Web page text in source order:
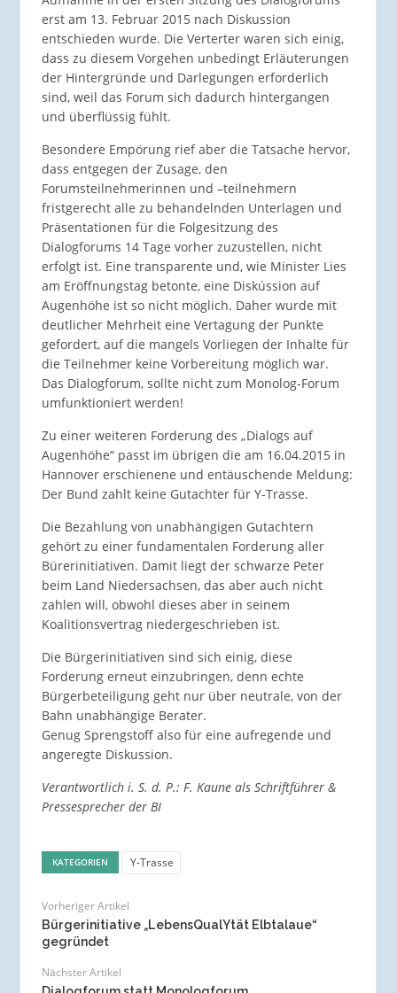
erst am 13. Februar 2015 nach Diskussion
entschieden wurde. Die Verterter waren sich einig,
dass zu diesem Vorgehen unbedingt Erläuterungen
der Hintergründe und Darlegungen erforderlich
sind, weil das Forum sich dadurch hintergangen
und überflüssig fühlt.
Besondere Empörung rief aber die Tatsache hervor,
dass entgegen der Zusage, den
Forumsteilnehmerinnen und –teilnehmern
fristgerecht alle zu behandelnden Unterlagen und
Präsentationen für die Folgesitzung des
Dialogforums 14 Tage vorher zuzustellen, nicht
erfolgt ist. Eine transparente und, wie Minister Lies
am Eröffnungstag betonte, eine Diskússion auf
Augenhöhe ist so nicht möglich. Daher wurde mit
deutlicher Mehrheit eine Vertagung der Punkte
gefordert, auf die mangels Vorliegen der Inhalte für
die Teilnehmer keine Vorbereitung möglich war.
Das Dialogforum, sollte nicht zum Monolog-Forum
umfunktioniert werden!
Zu einer weiteren Forderung des „Dialogs auf
Augenhöhe“ passt im übrigen die am 16.04.2015 in
Hannover erschienene und entäuschende Meldung:
Der Bund zahlt keine Gutachter für Y-Trasse.
Die Bezahlung von unabhängigen Gutachtern
gehört zu einer fundamentalen Forderung aller
Bürerinitiativen. Damit liegt der schwarze Peter
beim Land Niedersachsen, das aber auch nicht
zahlen will, obwohl dieses aber in seinem
Koalitionsvertrag niedergeschrieben ist.
Die Bürgerinitiativen sind sich einig, diese
Forderung erneut einzubringen, denn echte
Bürgerbeteiligung geht nur über neutrale, von der
Bahn unabhängige Berater.
Genug Sprengstoff also für eine aufregende und
angeregte Diskussion.
Verantwortlich i. S. d. P.: F. Kaune als Schriftführer &
Pressesprecher der BI
KATEGORIEN Y-Trasse
Vorheriger Artikel
Bürgerinitiative „LebensQualYtät Elbtalaue“
gegründet
Nächster Artikel